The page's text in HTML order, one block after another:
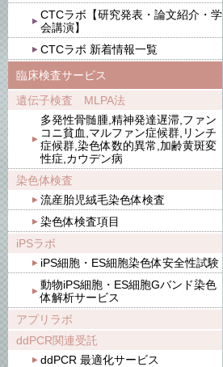
CTCラボ【研究発表・論文紹介・学
会講演】
CTCラボ 新着情報一覧
臨床検査サービス
遺伝子検査 MLPA法
多発性骨髄腫,精神発達遅滞,ファン
コニ貧血,マルファン症候群,リンチ
症候群,染色体数的異常,加齢黄斑変
性症,カウデン病
染色体検査
流産胎児絨毛染色体検査
染色体検査項目
iPSラボ
iPS細胞・ES細胞染色体安全性試験
動物iPS細胞・ES細胞Gバンド染色
体解析サービス
アプリラボ
ddPCR関連受託
ddPCR 最適化サービス